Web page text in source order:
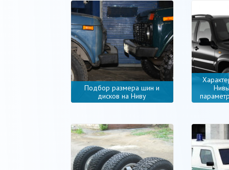
Подбор размера шин и
дисков на Ниву